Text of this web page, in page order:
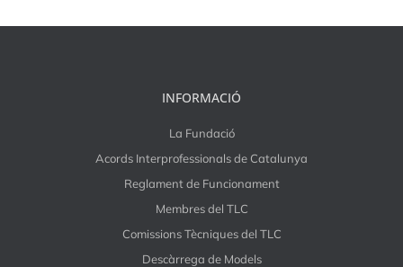
INFORMACIÓ
La Fundació
Acords Interprofessionals de Catalunya
Reglament de Funcionament
Membres del TLC
Comissions Tècniques del TLC
Descàrrega de Models